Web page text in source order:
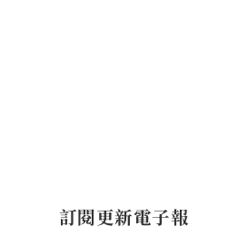
訂閱更新電子報